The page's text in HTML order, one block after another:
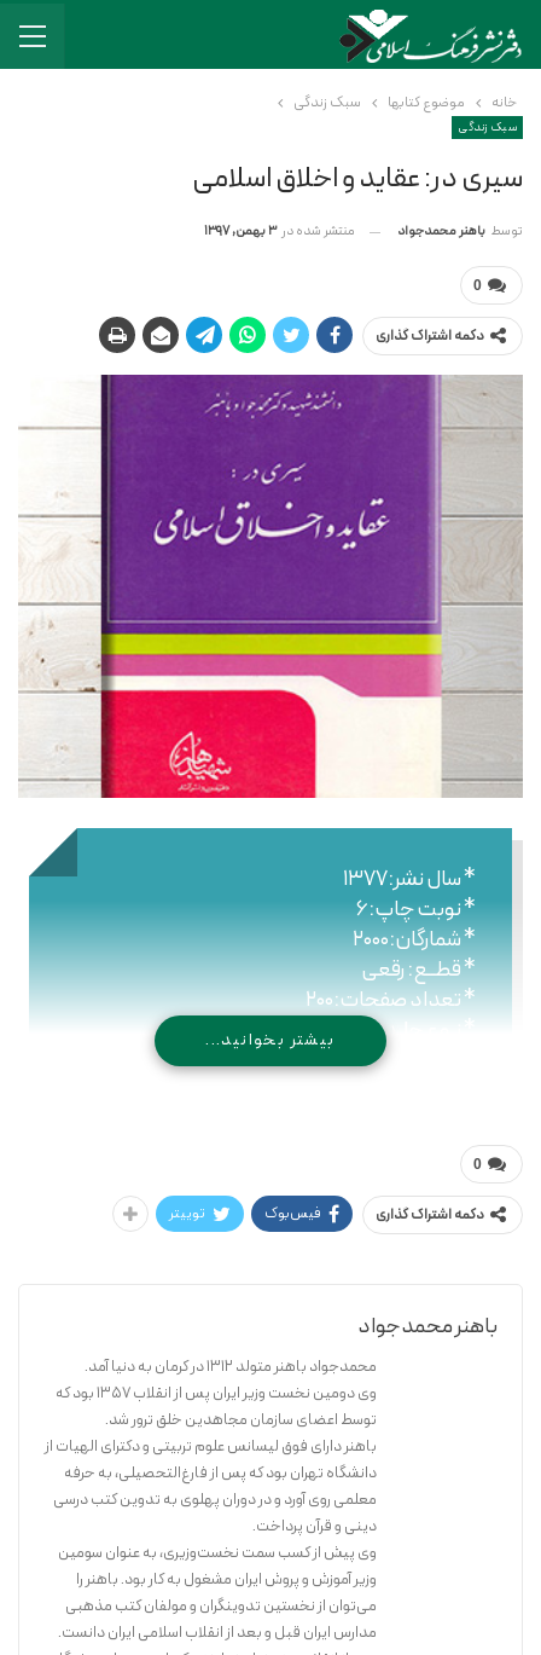
خانه موضوع کتابها سبک زندگی
سبک زندگی
سیری در: عقاید و اخلاق اسلامی
توسط باهنر محمدجواد منتشر شده در 3 بهمن, 1397
0
دکمه اشتراک گذاری
* سال نشر:۱۳۷۷
* نوبت چاپ:۶
* شمارگان:۲۰۰۰
* قطــع: رقعی
* تعداد صفحات:۲۰۰
* نـوع جلـد: شومیزبیشتر بخوانید...
0
دکمه اشتراک گذاری فیس‌بوک توییتر
باهنر محمدجواد
محمدجواد باهنر متولد ۱۳۱۲ در کرمان به دنیا آمد.
وی دومین نخست وزیر ایران پس از انقلاب ۱۳۵۷ بود که
توسط اعضای سازمان مجاهدین خلق ترور شد.
باهنر دارای فوق لیسانس علوم تربیتی و دکترای الهیات از
دانشگاه تهران بود که پس از فارغ‌التحصیلی، به حرفه
معلمی روی آورد و در دوران پهلوی به تدوین کتب درسی
دینی و قرآن پرداخت.
وی پیش از کسب سمت نخست‌وزیری، به عنوان سومین
وزیر آموزش و پروش ایران مشغول به کار بود. باهنر را
می‌توان از نخستین تدوینگران و مولفان کتب مذهبی
مدارس ایران قبل و بعد از انقلاب اسلامی ایران دانست.